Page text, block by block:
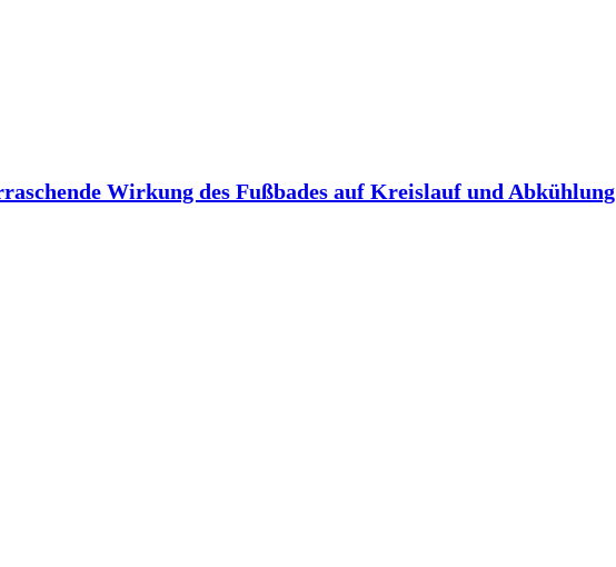
Wirkung des Fußbades auf Kreislauf und Abkühlung